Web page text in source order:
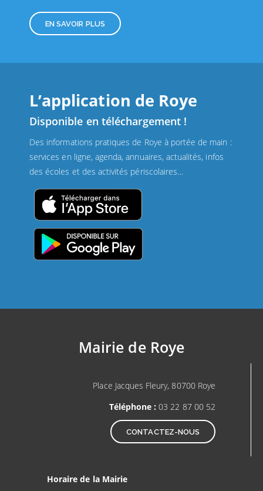
EN SAVOIR PLUS
L’application de Roye
Disponible en téléchargement !
Des informations pratiques de Roye à portée de main :
services en ligne, agenda, annuaires, actualités, infos
des écoles et des activités périscolaires…
Mairie de Roye
Place Jacques Fleury, 80700 Roye
Téléphone :03 22 87 00 52
CONTACTEZ-NOUS
Horaire de la Mairie